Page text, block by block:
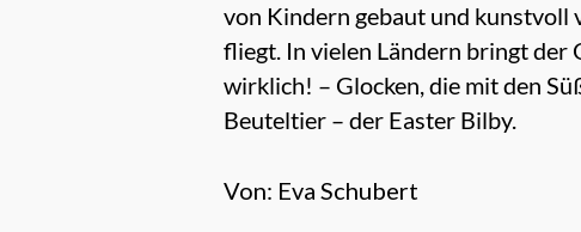
von Kindern gebaut und kunstvoll
fliegt. In vielen Ländern bringt der
wirklich! – Glocken, die mit den
Beuteltier – der Easter Bilby.
Von: Eva Schubert